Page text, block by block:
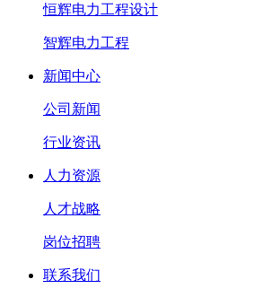
恒辉电力工程设计
智辉电力工程
新闻中心
公司新闻
行业资讯
人力资源
人才战略
岗位招聘
联系我们